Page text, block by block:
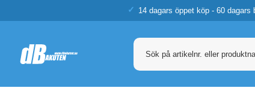
14 dagars öppet köp - 60 dagars